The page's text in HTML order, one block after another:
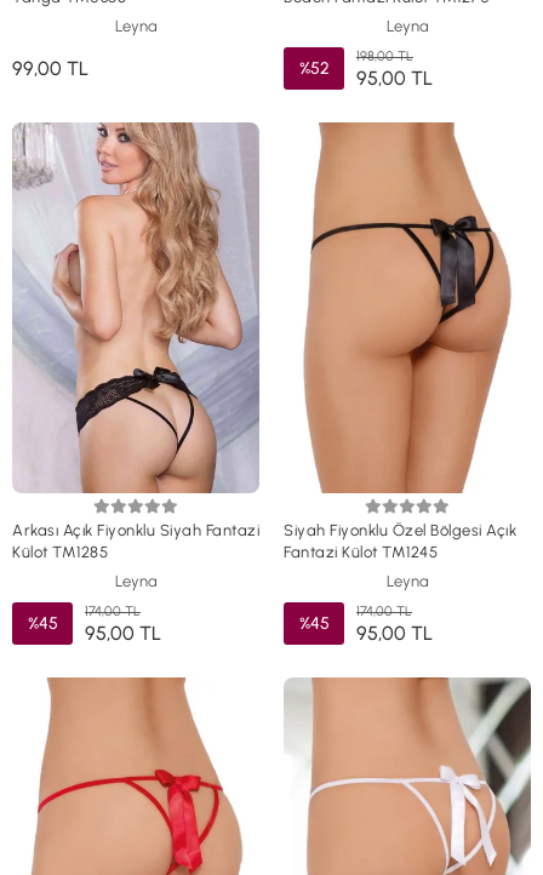
Leyna
99,00 TL
Leyna
%52
198,00 TL
95,00 TL
Arkası Açık Fiyonklu Siyah Fantazi
Külot TM1285
Leyna
%45
174,00 TL
95,00 TL
Siyah Fiyonklu Özel Bölgesi Açık
Fantazi Külot TM1245
Leyna
%45
174,00 TL
95,00 TL